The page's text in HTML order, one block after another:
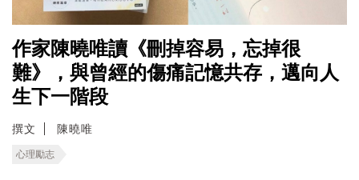
作家陳曉唯讀《刪掉容易，忘掉很
難》，與曾經的傷痛記憶共存，邁向人
生下一階段
撰文 陳曉唯
心理勵志